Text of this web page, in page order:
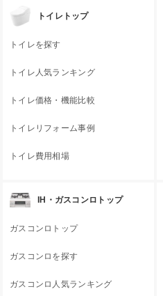
トイレトップ
トイレを探す
トイレ人気ランキング
トイレ価格・機能比較
トイレリフォーム事例
トイレ費用相場
IH・ガスコンロトップ
ガスコンロトップ
ガスコンロを探す
ガスコンロ人気ランキング